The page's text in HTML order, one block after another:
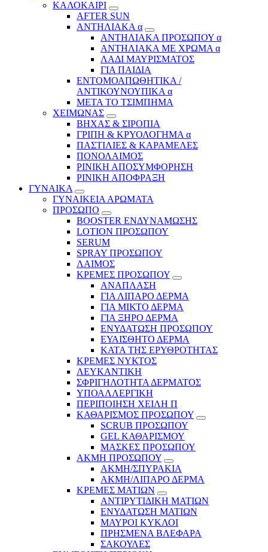
ΚΑΛΟΚΑΙΡΙ
AFTER SUN
ΑΝΤΗΛΙΑΚΑ α
ΑΝΤΗΛΙΑΚΑ ΠΡΟΣΩΠΟΥ α
ΑΝΤΗΛΙΑΚΑ ΜΕ ΧΡΩΜΑ α
ΛΑΔΙ ΜΑΥΡΙΣΜΑΤΟΣ
ΓΙΑ ΠΑΙΔΙΑ
ΕΝΤΟΜΟΑΠΩΘΗΤΙΚΑ /
ΑΝΤΙΚΟΥΝΟΥΠΙΚΑ α
ΜΕΤΑ ΤΟ ΤΣΙΜΠΗΜΑ
ΧΕΙΜΩΝΑΣ
ΒΗΧΑΣ & ΣΙΡΟΠΙΑ
ΓΡΙΠΗ & ΚΡΥΟΛΟΓΗΜΑ α
ΠΑΣΤΙΛΙΕΣ & ΚΑΡΑΜΕΛΕΣ
ΠΟΝΟΛΑΙΜΟΣ
ΡΙΝΙΚΗ ΑΠΟΣΥΜΦΟΡΗΣΗ
ΡΙΝΙΚΗ ΑΠΟΦΡΑΞΗ
ΓΥΝΑΙΚΑ
ΓΥΝΑΙΚΕΙΑ ΑΡΩΜΑΤΑ
ΠΡΟΣΩΠΟ
BOOSTER ΕΝΔΥΝΑΜΩΣΗΣ
LOTION ΠΡΟΣΩΠΟΥ
SERUM
SPRAY ΠΡΟΣΩΠΟΥ
ΛΑΙΜΟΣ
ΚΡΕΜΕΣ ΠΡΟΣΩΠΟΥ
ΑΝΑΠΛΑΣΗ
ΓΙΑ ΛΙΠΑΡΟ ΔΕΡΜΑ
ΓΙΑ ΜΙΚΤΟ ΔΕΡΜΑ
ΓΙΑ ΞΗΡΟ ΔΕΡΜΑ
ΕΝΥΔΑΤΩΣΗ ΠΡΟΣΩΠΟΥ
ΕΥΑΙΣΘΗΤΟ ΔΕΡΜΑ
ΚΑΤΑ ΤΗΣ ΕΡΥΘΡΟΤΗΤΑΣ
ΚΡΕΜΕΣ ΝΥΚΤΟΣ
ΛΕΥΚΑΝΤΙΚΗ
ΣΦΡΙΓΗΛΟΤΗΤΑ ΔΕΡΜΑΤΟΣ
ΥΠΟΑΛΛΕΡΓΙΚΗ
ΠΕΡΙΠΟΙΗΣΗ ΧΕΙΛΗ Π
ΚΑΘΑΡΙΣΜΟΣ ΠΡΟΣΩΠΟΥ
SCRUB ΠΡΟΣΩΠΟΥ
GEL ΚΑΘΑΡΙΣΜΟΥ
ΜΑΣΚΕΣ ΠΡΟΣΩΠΟΥ
ΑΚΜΗ ΠΡΟΣΩΠΟΥ
ΑΚΜΗ/ΣΠΥΡΑΚΙΑ
ΑΚΜΗ/ΛΙΠΑΡΟ ΔΕΡΜΑ
ΚΡΕΜΕΣ ΜΑΤΙΩΝ
ΑΝΤΙΡΥΤΙΔΙΚΗ ΜΑΤΙΩΝ
ΕΝΥΔΑΤΩΣΗ ΜΑΤΙΩΝ
ΜΑΥΡΟΙ ΚΥΚΛΟΙ
ΠΡΗΣΜΕΝΑ ΒΛΕΦΑΡΑ
ΣΑΚΟΥΛΕΣ